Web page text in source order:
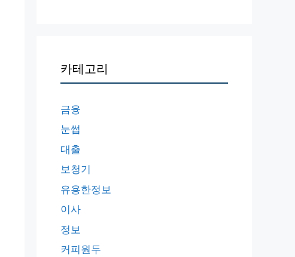
카테고리
금융
눈썹
대출
보청기
유용한정보
이사
정보
커피원두